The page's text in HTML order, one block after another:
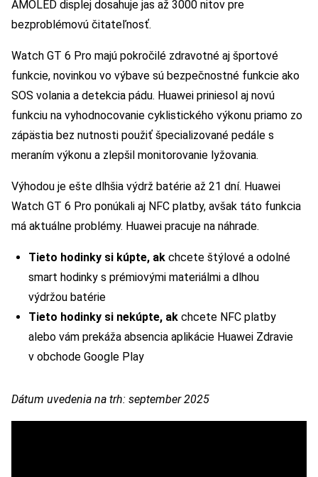
AMOLED displej dosahuje jas až 3000 nitov pre
bezproblémovú čitateľnosť.
Watch GT 6 Pro majú pokročilé zdravotné aj športové
funkcie, novinkou vo výbave sú bezpečnostné funkcie ako
SOS volania a detekcia pádu. Huawei priniesol aj novú
funkciu na vyhodnocovanie cyklistického výkonu priamo zo
zápästia bez nutnosti použiť špecializované pedále s
meraním výkonu a zlepšil monitorovanie lyžovania.
Výhodou je ešte dlhšia výdrž batérie až 21 dní. Huawei
Watch GT 6 Pro ponúkali aj NFC platby, avšak táto funkcia
má aktuálne problémy. Huawei pracuje na náhrade.
Tieto hodinky si kúpte, ak chcete štýlové a odolné
smart hodinky s prémiovými materiálmi a dlhou
výdržou batérie
Tieto hodinky si nekúpte, ak chcete NFC platby
alebo vám prekáža absencia aplikácie Huawei Zdravie
v obchode Google Play
Dátum uvedenia na trh: september 2025